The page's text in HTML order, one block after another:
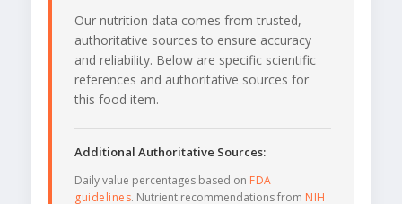
Our nutrition data comes from trusted,
authoritative sources to ensure accuracy
and reliability. Below are specific scientific
references and authoritative sources for
this food item.
Additional Authoritative Sources:
Daily value percentages based on FDA
guidelines. Nutrient recommendations from NIH